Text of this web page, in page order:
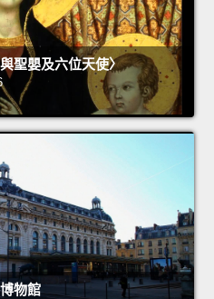
聖嬰及六位天使〉
物館